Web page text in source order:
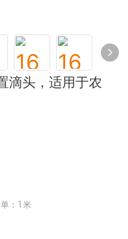
滴头，适用于农
：1米